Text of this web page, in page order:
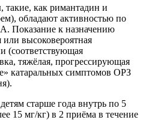
как римантадин и
обладают активностью по
Показание к назначению
высоковероятная
(соответствующая
тяжёлая, прогрессирующая
катаральных симптомов ОРЗ
старше года внутрь по 5
15 мг/кг) в 2 приёма в течение